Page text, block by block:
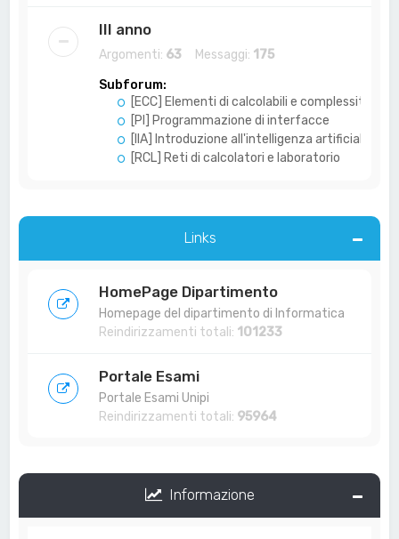
III anno
Argomenti: 63 Messaggi: 175
Subforum:
[ECC] Elementi di calcolabili e complessità
[PI] Programmazione di interfacce
[IIA] Introduzione all'intelligenza artificiale
[RCL] Reti di calcolatori e laboratorio
Links
HomePage Dipartimento
Homepage del dipartimento di Informatica
Reindirizzamenti totali: 101233
Portale Esami
Portale Esami Unipi
Reindirizzamenti totali: 95964
Informazione